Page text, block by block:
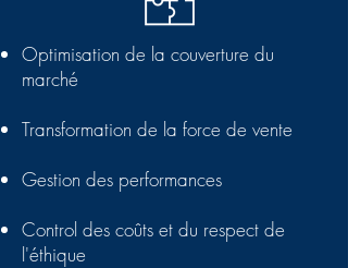
Optimisation de la couverture du
marché
Transformation de la force de vente
Gestion des performances
Control des coûts et du respect de
l'éthique